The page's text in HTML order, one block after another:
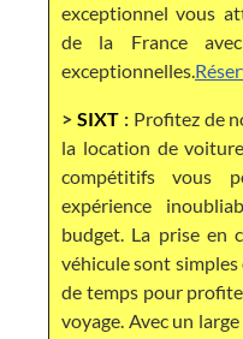
exceptionnel vous
de la France
exceptionnelles.
> SIXT:Profitez de
la location de
compétitifs vous
expérience
budget. La prise en
véhicule sont
de temps pour
voyage. Avec un